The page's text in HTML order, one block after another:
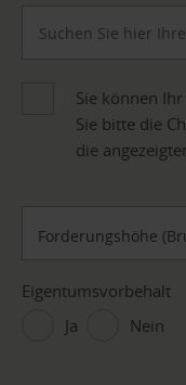
Sie können
Sie bitte die
die
Forderungshöhe
Eigentumsvorbehalt
Ja
Nein